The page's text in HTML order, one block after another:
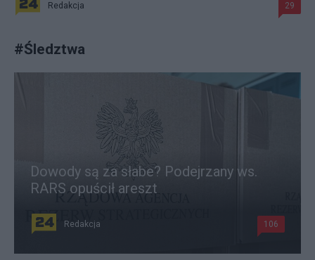
Redakcja 29
#Śledztwa
Dowody są za słabe? Podejrzany ws.
RARS opuścił areszt
Redakcja 106